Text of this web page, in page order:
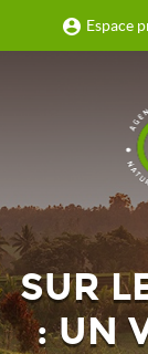
Espace
SUR
: UN